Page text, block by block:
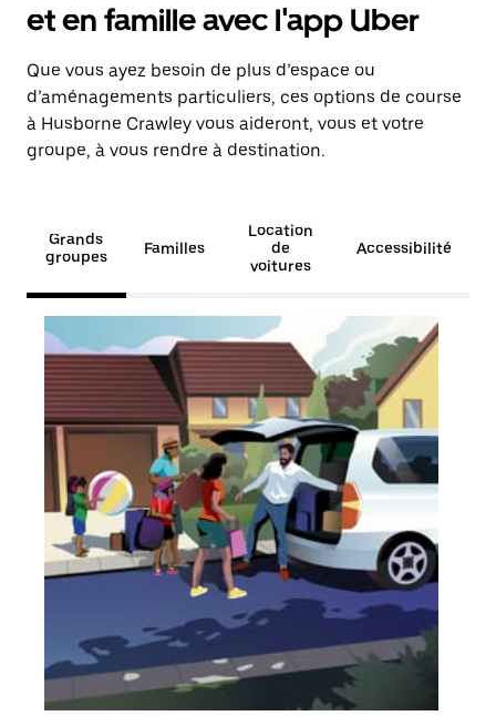
et en famille avec l'app Uber
Que vous ayez besoin de plus d’espace ou
d’aménagements particuliers, ces options de course
à Husborne Crawley vous aideront, vous et votre
groupe, à vous rendre à destination.
Grands
groupes
Familles
Location
de
voitures
Accessibilité